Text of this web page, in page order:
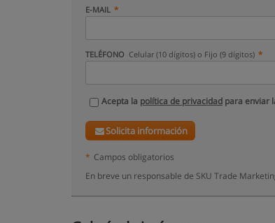
E-MAIL
TELÉFONO Celular (10 dígitos) o Fijo (9 dígitos)
Acepta la política de privacidad para enviar
Solicita información
* Campos obligatorios
En breve un responsable de SKU Trade